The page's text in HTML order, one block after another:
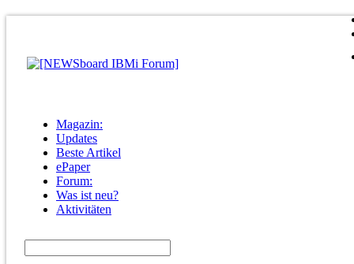
Magazin:
Updates
Beste Artikel
ePaper
Forum:
Was ist neu?
Aktivitäten